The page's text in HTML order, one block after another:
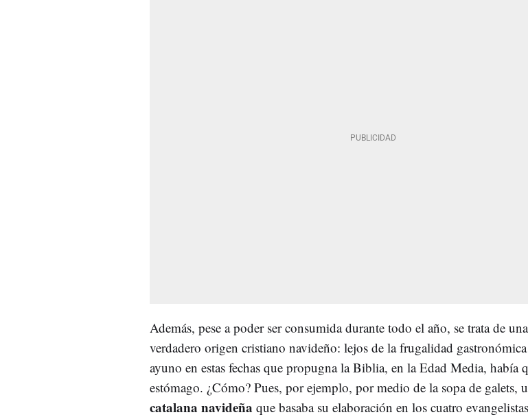
Además, pese a poder ser consumida durante todo el año, se trata de
verdadero origen cristiano navideño: lejos de la frugalidad
ayuno en estas fechas que propugna la Biblia, en la Edad Media, había
estómago. ¿Cómo? Pues, por ejemplo, por medio de la sopa de galets,
catalana navideña que basaba su elaboración en los cuatro